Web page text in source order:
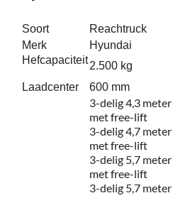
Soort
Reachtruck
Merk
Hyundai
Hefcapaciteit2.500 kg
Laadcenter
600 mm
3-delig 4,3 meter
met free-lift
3-delig 4,7 meter
met free-lift
3-delig 5,7 meter
met free-lift
3-delig 5,7 meter